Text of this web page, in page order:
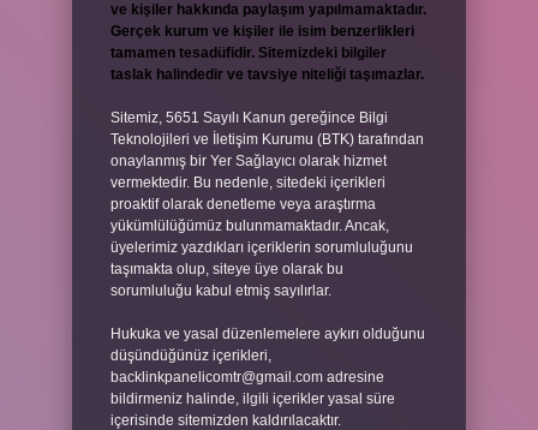
ve kişiler hakkında paylaşım yapılmamaktadır.
Gerçek kurum ve kişiler ile isim benzerlikleri
tamamen tesadüfidir. Sitemizdeki bilgiler
taslak halindedir ve tavsiye niteliği taşımazlar.
Sitemiz, 5651 Sayılı Kanun gereğince Bilgi
Teknolojileri ve İletişim Kurumu (BTK) tarafından
onaylanmış bir Yer Sağlayıcı olarak hizmet
vermektedir. Bu nedenle, sitedeki içerikleri
proaktif olarak denetleme veya araştırma
yükümlülüğümüz bulunmamaktadır. Ancak,
üyelerimiz yazdıkları içeriklerin sorumluluğunu
taşımakta olup, siteye üye olarak bu
sorumluluğu kabul etmiş sayılırlar.
Hukuka ve yasal düzenlemelere aykırı olduğunu
düşündüğünüz içerikleri,
backlinkpanelicomtr@gmail.com adresine
bildirmeniz halinde, ilgili içerikler yasal süre
içerisinde sitemizden kaldırılacaktır.